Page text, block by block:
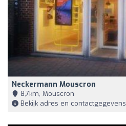
Neckermann Mouscron
8,7km, Mouscron
Bekijk adres en contactgegevens